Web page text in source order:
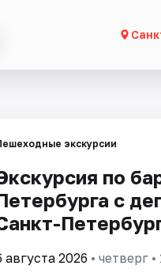
экскурсии
по
с
августа 2026 • четверг